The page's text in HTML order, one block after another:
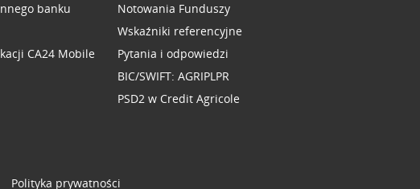
banku
CA24 Mobile
Notowania Funduszy
Wskaźniki referencyjne
Pytania i odpowiedzi
BIC/SWIFT: AGRIPLPR
PSD2 w Credit Agricole
Polityka prywatności